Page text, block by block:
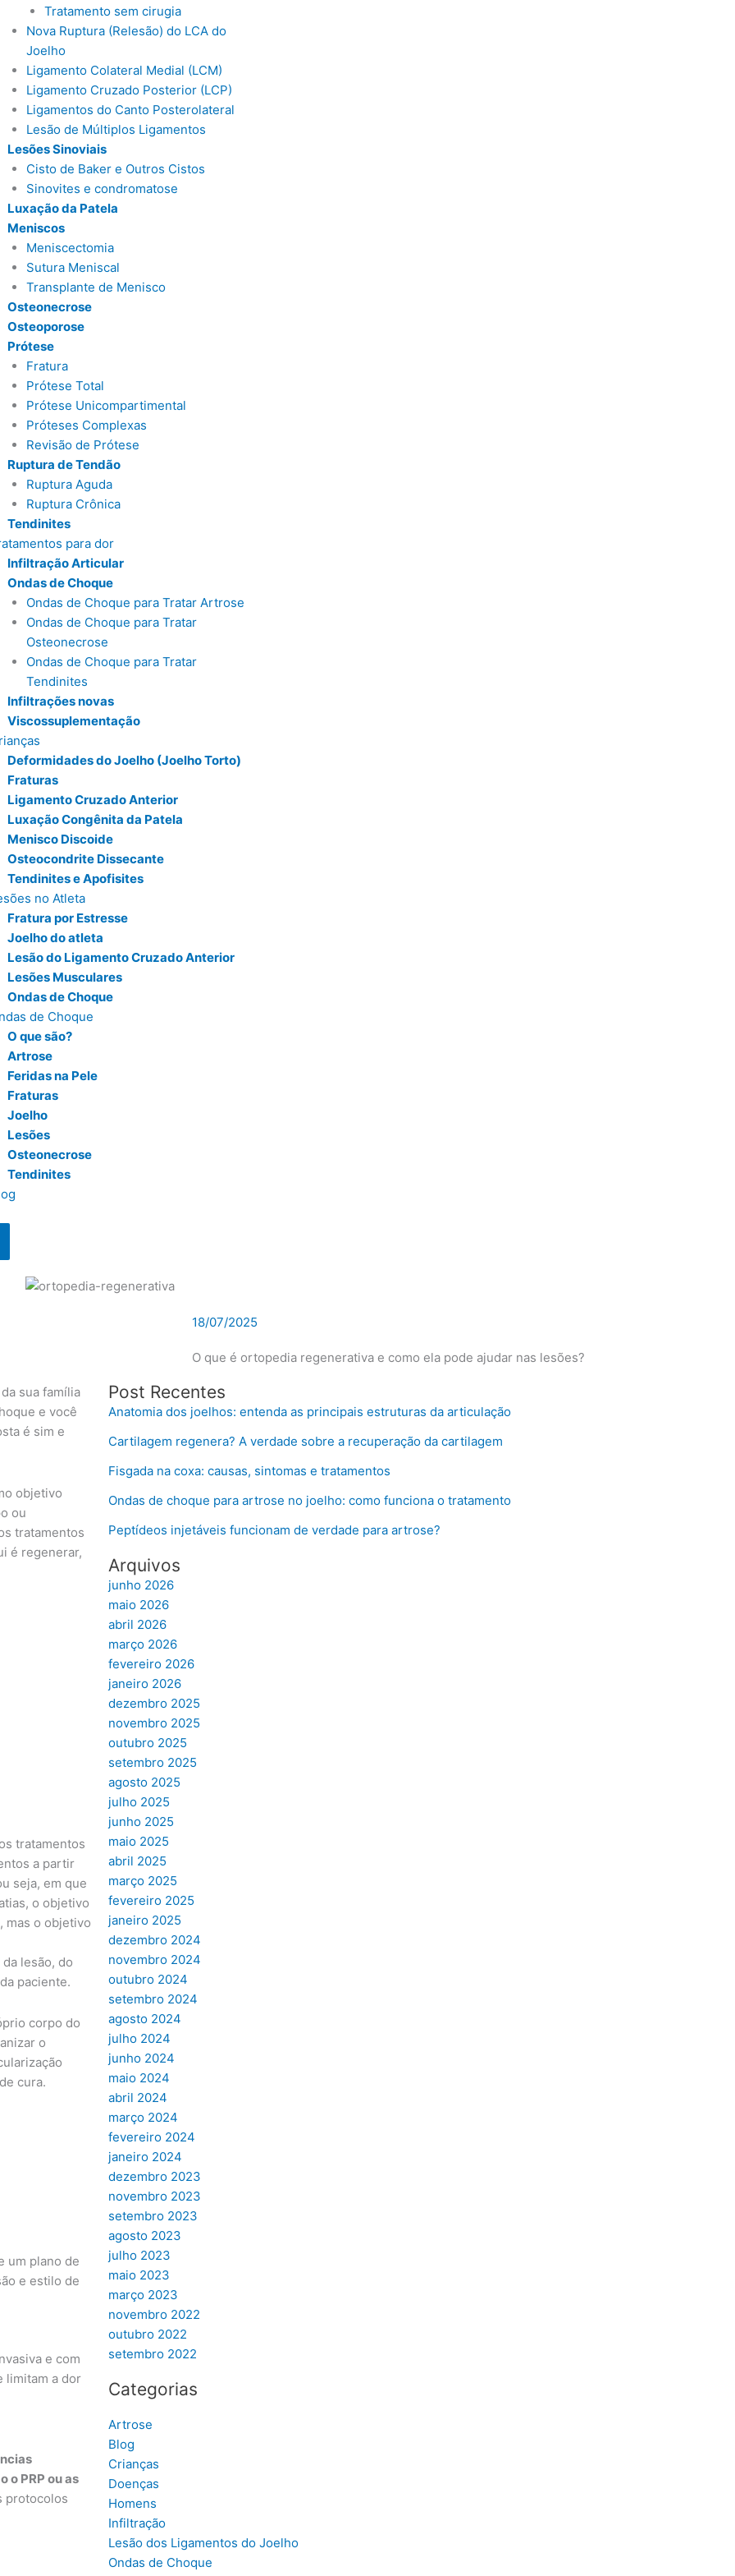
Tratamento sem cirugia
Nova Ruptura (Relesão) do LCA do
Joelho
Ligamento Colateral Medial (LCM)
Ligamento Cruzado Posterior (LCP)
Ligamentos do Canto Posterolateral
Lesão de Múltiplos Ligamentos
Lesões Sinoviais
Cisto de Baker e Outros Cistos
Sinovites e condromatose
Luxação da Patela
Meniscos
Meniscectomia
Sutura Meniscal
Transplante de Menisco
Osteonecrose
Osteoporose
Prótese
Fratura
Prótese Total
Prótese Unicompartimental
Próteses Complexas
Revisão de Prótese
Ruptura de Tendão
Ruptura Aguda
Ruptura Crônica
Tendinites
para dor
Infiltração Articular
Ondas de Choque
Ondas de Choque para Tratar Artrose
Ondas de Choque para Tratar
Osteonecrose
Ondas de Choque para Tratar
Tendinites
Infiltrações novas
Viscossuplementação
Deformidades do Joelho (Joelho Torto)
Fraturas
Ligamento Cruzado Anterior
Luxação Congênita da Patela
Menisco Discoide
Osteocondrite Dissecante
Tendinites e Apofisites
no Atleta
Fratura por Estresse
Joelho do atleta
Lesão do Ligamento Cruzado Anterior
Lesões Musculares
Ondas de Choque
de Choque
O que são?
Artrose
Feridas na Pele
Fraturas
Joelho
Lesões
Osteonecrose
Tendinites
18/07/2025
O que é ortopedia regenerativa e como ela pode ajudar nas lesões?
sua família
e você
é sim e
objetivo
ou
tratamentos
é regenerar,
tratamentos
a partir
seja, em que
o objetivo
mas o objetivo
lesão, do
paciente.
corpo do
o
cura.
um plano de
e estilo de
e com
limitam a dor
PRP ou as
protocolos
Post Recentes
Anatomia dos joelhos: entenda as principais estruturas da articulação
Cartilagem regenera? A verdade sobre a recuperação da cartilagem
Fisgada na coxa: causas, sintomas e tratamentos
Ondas de choque para artrose no joelho: como funciona o tratamento
Peptídeos injetáveis funcionam de verdade para artrose?
Arquivos
junho 2026
maio 2026
abril 2026
março 2026
fevereiro 2026
janeiro 2026
dezembro 2025
novembro 2025
outubro 2025
setembro 2025
agosto 2025
julho 2025
junho 2025
maio 2025
abril 2025
março 2025
fevereiro 2025
janeiro 2025
dezembro 2024
novembro 2024
outubro 2024
setembro 2024
agosto 2024
julho 2024
junho 2024
maio 2024
abril 2024
março 2024
fevereiro 2024
janeiro 2024
dezembro 2023
novembro 2023
setembro 2023
agosto 2023
julho 2023
maio 2023
março 2023
novembro 2022
outubro 2022
setembro 2022
Categorias
Artrose
Blog
Crianças
Doenças
Homens
Infiltração
Lesão dos Ligamentos do Joelho
Ondas de Choque